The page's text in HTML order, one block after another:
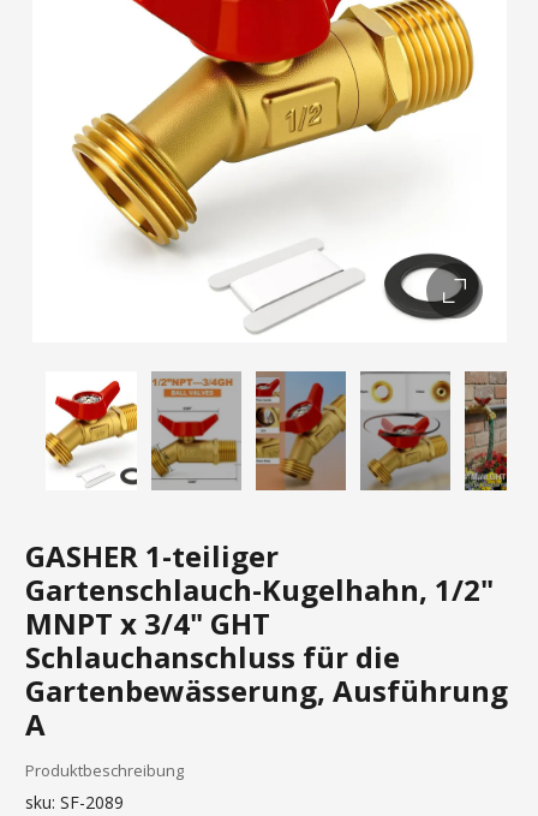
GASHER 1-teiliger
Gartenschlauch-Kugelhahn, 1/2"
MNPT x 3/4" GHT
Schlauchanschluss für die
Gartenbewässerung, Ausführung
A
Produktbeschreibung
sku: SF-2089